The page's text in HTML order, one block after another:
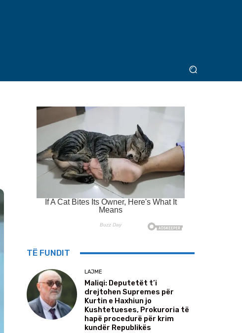
TË FUNDIT
LAJME
Maliqi: Deputetët t’i
drejtohen Supremes për
Kurtin e Haxhiun jo
Kushtetueses, Prokuroria të
hapë procedurë për krim
kundër Republikës